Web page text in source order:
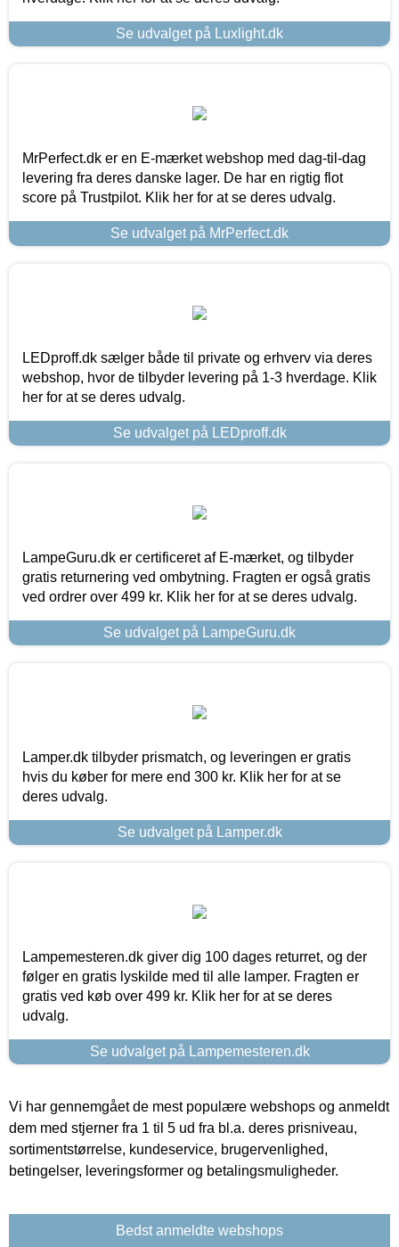
Se udvalget på Luxlight.dk
MrPerfect.dk er en E-mærket webshop med dag-til-dag
levering fra deres danske lager. De har en rigtig flot
score på Trustpilot. Klik her for at se deres udvalg.
Se udvalget på MrPerfect.dk
LEDproff.dk sælger både til private og erhverv via deres
webshop, hvor de tilbyder levering på 1-3 hverdage. Klik
her for at se deres udvalg.
Se udvalget på LEDproff.dk
LampeGuru.dk er certificeret af E-mærket, og tilbyder
gratis returnering ved ombytning. Fragten er også gratis
ved ordrer over 499 kr. Klik her for at se deres udvalg.
Se udvalget på LampeGuru.dk
Lamper.dk tilbyder prismatch, og leveringen er gratis
hvis du køber for mere end 300 kr. Klik her for at se
deres udvalg.
Se udvalget på Lamper.dk
Lampemesteren.dk giver dig 100 dages returret, og der
følger en gratis lyskilde med til alle lamper. Fragten er
gratis ved køb over 499 kr. Klik her for at se deres
udvalg.
Se udvalget på Lampemesteren.dk
Vi har gennemgået de mest populære webshops og anmeldt
dem med stjerner fra 1 til 5 ud fra bl.a. deres prisniveau,
sortimentstørrelse, kundeservice, brugervenlighed,
betingelser, leveringsformer og betalingsmuligheder.
Bedst anmeldte webshops